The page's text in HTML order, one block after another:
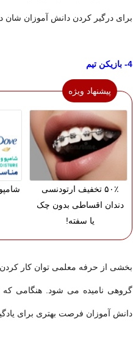
برای درگیر کردن دانش آموزان شان در
4- بازیکن تیم
پیشنهاد ویژه
۵۰٪ تخفیف ارتودنسی
دندان اقساطی بدون چک
یا سفته!
بخشی از حرفه معلمی توان کار
گروهی نامیده می شود. هنگامی که
دانش آموزان فرصت بهتری برای